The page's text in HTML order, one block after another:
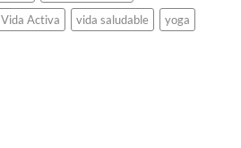
Vida Activa vida saludable yoga